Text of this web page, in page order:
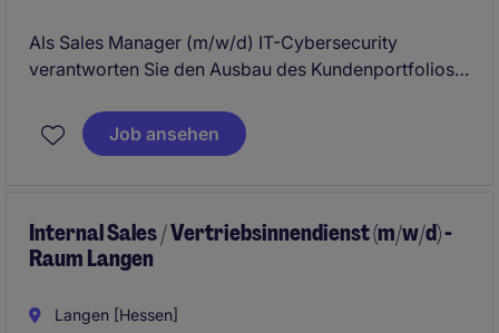
Als Sales Manager (m/w/d) IT-Cybersecurity
verantworten Sie den Ausbau des Kundenportfolios
B2B-Umfeld. Sie begleiten Kunden von der
Erstansprache bis zum Vertragsabschluss.
Job ansehen
Internal Sales / Vertriebsinnendienst (m/w/d) -
Raum Langen
Langen [Hessen]